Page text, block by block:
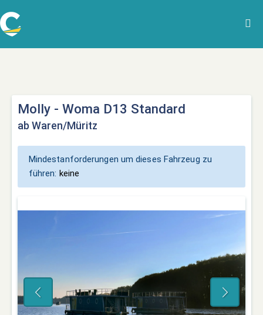
Molly - Woma D13 Standard
ab Waren/Müritz
Mindestanforderungen um dieses Fahrzeug zu
führen: keine